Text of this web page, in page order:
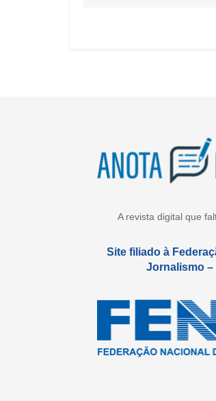
A revista digital que
Site filiado à
Jornalismo –